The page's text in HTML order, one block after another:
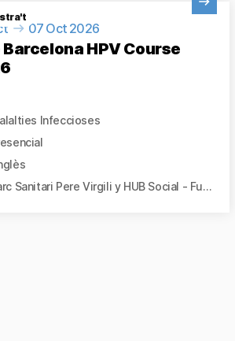
07 Oct 2026
Barcelona HPV Course
Infeccioses
Parc Sanitari Pere Virgili y HUB Social - Fundació Bofill, Barcelona